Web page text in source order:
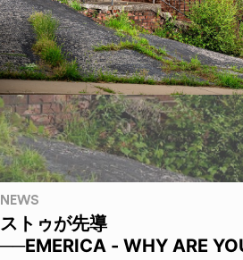
NEWS
ストゥが先導
──EMERICA - WHY ARE